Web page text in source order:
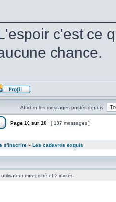
c'est ce
chance.
Afficher les messages postés depuis:
Page 10 sur 10 [ 137 messages ]
s'inscrire » Les cadavres exquis
enregistré et 2 invités